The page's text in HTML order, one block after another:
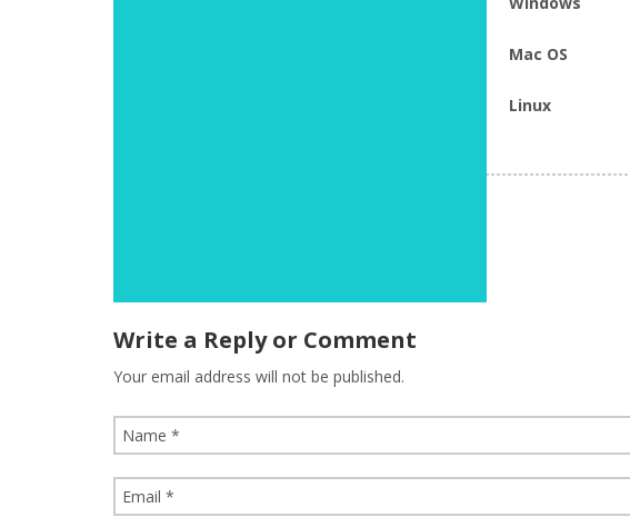
Mac OS
Linux
Write a Reply or Comment
Your email address will not be published.